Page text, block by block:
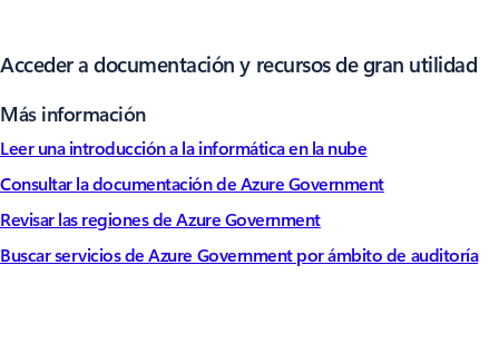
Acceder a documentación y recursos de gran utilidad
Más información
Leer una introducción a la informática en la nube
Consultar la documentación de Azure Government
Revisar las regiones de Azure Government
Buscar servicios de Azure Government por ámbito de auditoría